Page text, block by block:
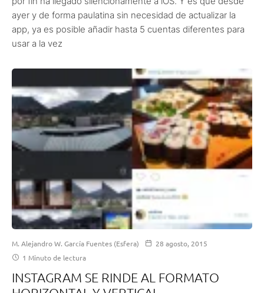
ayer y de forma paulatina sin necesidad de actualizar la
app, ya es posible añadir hasta 5 cuentas diferentes para
usar a la vez
M. Alejandro W. García Fuentes (Esfera)
28 agosto, 2015
1 Minuto de lectura
INSTAGRAM SE RINDE AL FORMATO